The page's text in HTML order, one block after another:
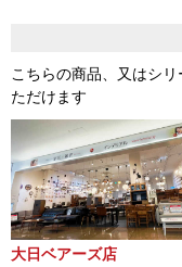
こちらの商品、又はシ
ただけます
大日ベアーズ店